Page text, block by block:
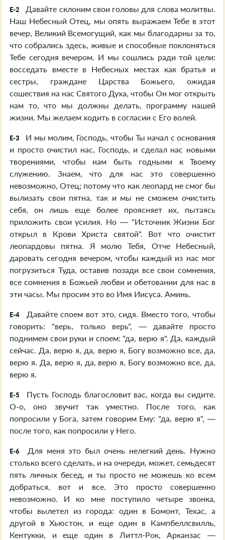
E-2
Давайте склоним свои головы для слова молитвы.
Наш Небесный Отец, мы опять выражаем Тебе в этот
вечер, Великий Всемогущий, как мы благодарны за то,
что собрались здесь, живые и способные поклоняться
Тебе сегодня вечером. И мы сошлись ради той цели:
восседать вместе в Небесных местах как братья и
сестры, граждане Царства Божьего, ожидая
сошествия на нас Святого Духа, чтобы Он мог открыть
нам то, что мы должны делать, программу нашей
жизни. Мы желаем ходить в согласии с Его волей.
E-3
И мы молим, Господь, чтобы Ты начал с основания
и просто очистил нас, Господь, и сделал нас новыми
творениями, чтобы нам быть годными к Твоему
служению. Знаем, что для нас это совершенно
невозможно, Отец; потому что как леопард не смог бы
вылизать свои пятна, так и мы не сможем очистить
себя, он лишь еще более проясняет их, пытаясь
приложить свои усилия. Но — "Источник Жизни Бог
открыл в Крови Христа святой". Вот что очистит
леопардовы пятна. Я молю Тебя, Отче Небесный,
даровать сегодня вечером, чтобы каждый из нас мог
погрузиться Туда, оставив позади все свои сомнения,
все сомнения в Божьей любви и обетовании для нас в
эти часы. Мы просим это во Имя Иисуса. Аминь.
E-4
Давайте споем вот это, сидя. Вместо того, чтобы
говорить: "верь, только верь", — давайте просто
поднимем свои руки и споем: "да, верю я". Да, каждый
сейчас. Да, верю я, да, верю я, Богу возможно все, да,
верю я. Да, верю я, да, верю я, Богу возможно все, да,
верю я.
E-5
Пусть Господь благословит вас, когда вы сидите.
О-о, оно звучит так уместно. После того, как
попросили у Бога, затем говорим Ему: "да, верю я", —
после того, как попросили у Него.
E-6
Для меня это был очень нелегкий день. Нужно
столько всего сделать, и на очереди, может, семьдесят
пять личных бесед, и ты просто не можешь ко всем
добраться, вот и все. Это просто совершенно
невозможно. И ко мне поступило четыре звонка,
чтобы вылетел из города: один в Бомонт, Техас, а
другой в Хьюстон, и еще один в Кампбеллсвилль,
Кентукки, и еще один в Литтл-Рок, Арканзас —